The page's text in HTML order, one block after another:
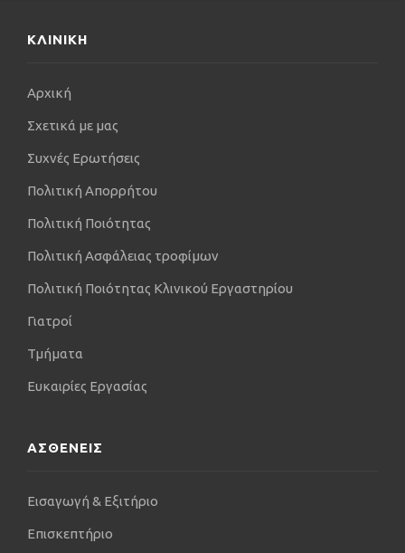
ΚΛΙΝΙΚΗ
Αρχική
Σχετικά με μας
Συχνές Ερωτήσεις
Πολιτική Απορρήτου
Πολιτική Ποιότητας
Πολιτική Ασφάλειας τροφίμων
Πολιτική Ποιότητας Κλινικού Εργαστηρίου
Γιατροί
Τμήματα
Ευκαιρίες Εργασίας
ΑΣΘΕΝΕΙΣ
Εισαγωγή & Εξιτήριο
Επισκεπτήριο